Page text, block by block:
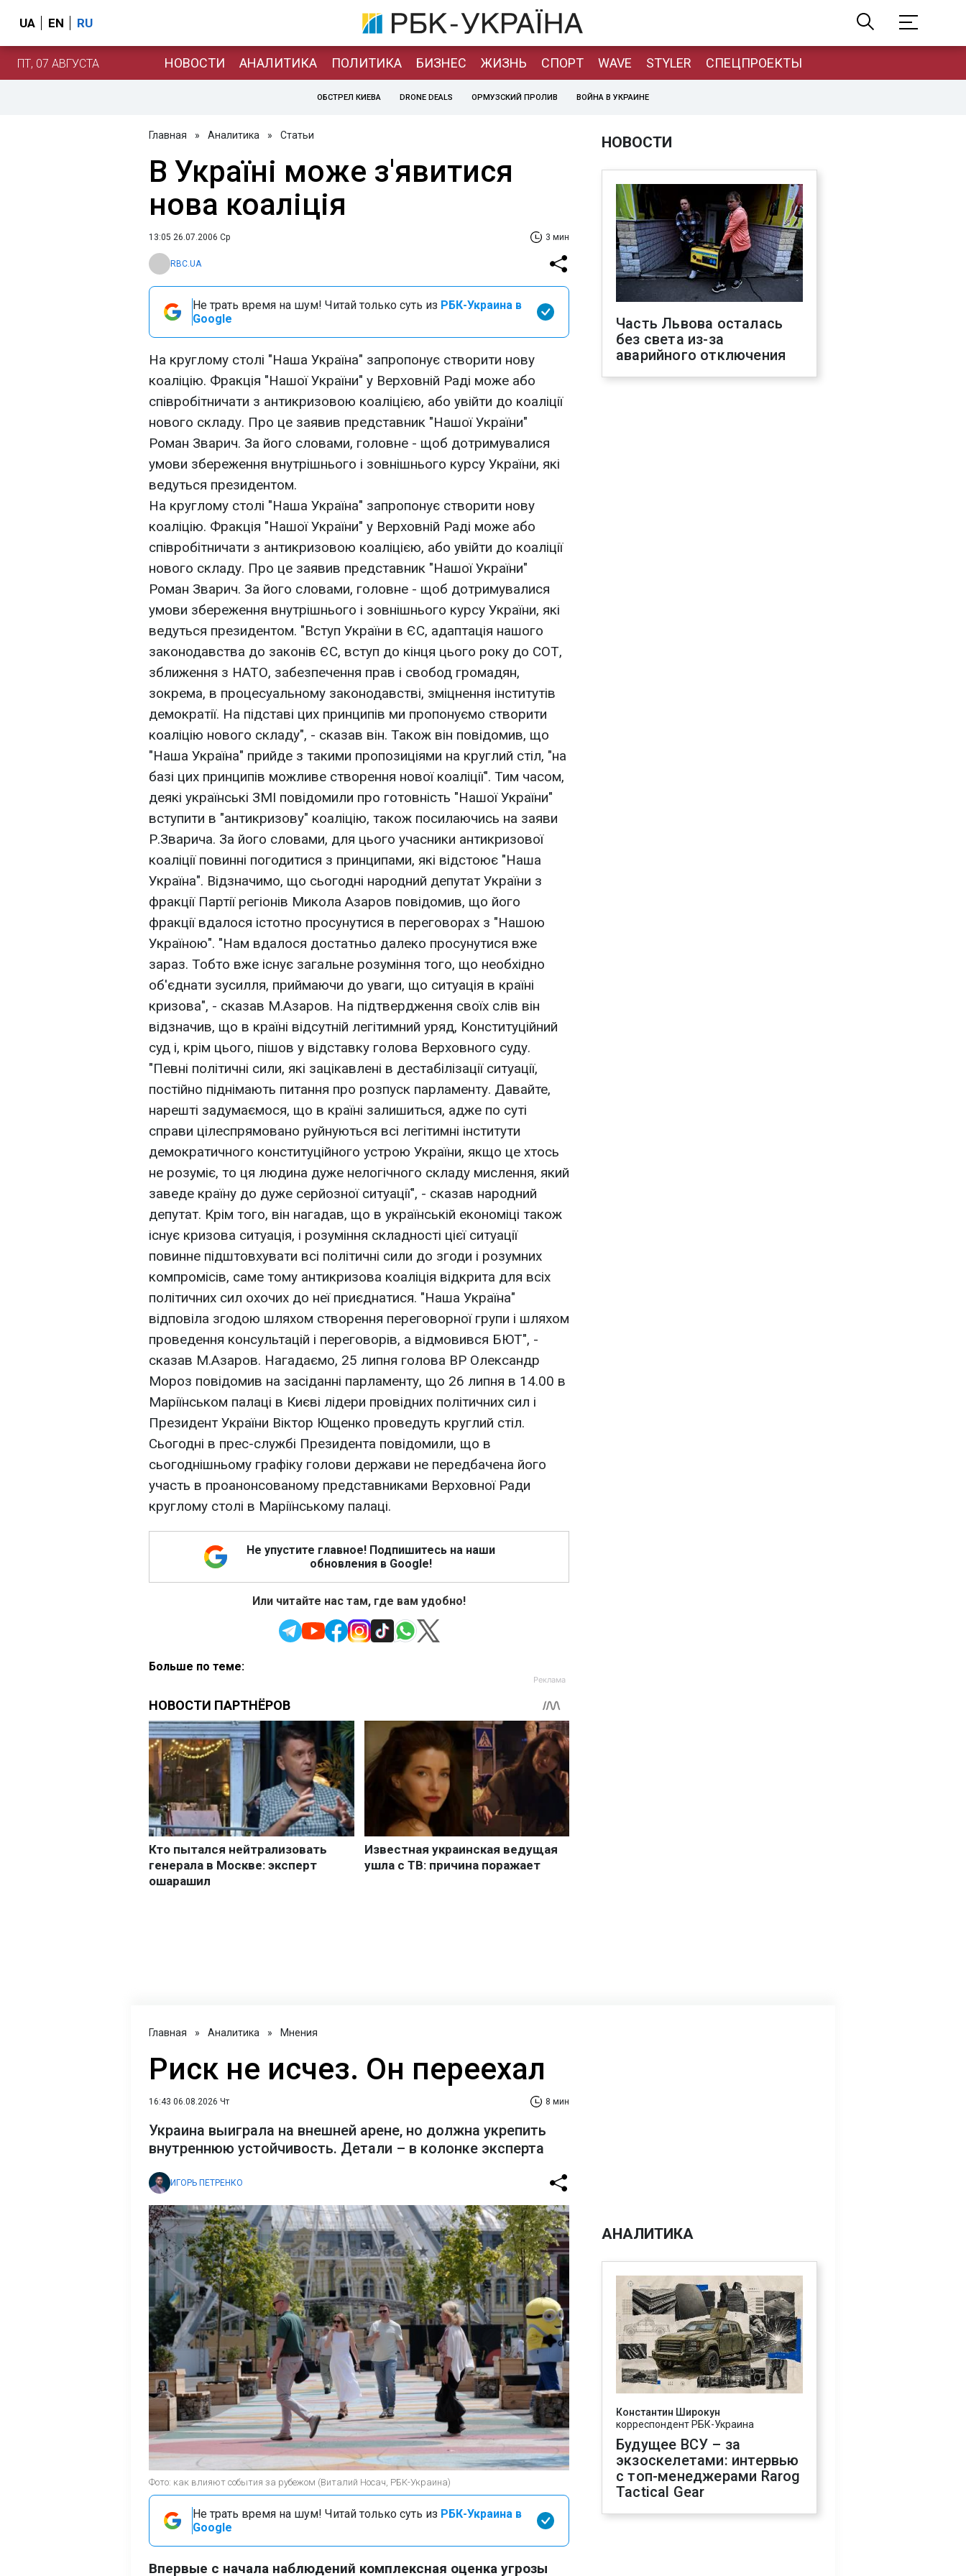
UA EN RU
ПТ, 07 АВГУСТА НОВОСТИ АНАЛИТИКА ПОЛИТИКА БИЗНЕС ЖИЗНЬ СПОРТ WAVE STYLER СПЕЦПРОЕКТЫ
ОБСТРЕЛ КИЕВА DRONE DEALS ОРМУЗСКИЙ ПРОЛИВ ВОЙНА В УКРАИНЕ
Главная » Аналитика » Статьи
В Україні може з'явитися
нова коаліція
13:05 26.07.2006 Ср 3 мин
RBC.UA
Не трать время на шум! Читай только суть из РБК-Украина в
Google
На круглому столі "Наша Україна" запропонує створити нову
коаліцію. Фракція "Нашої України" у Верховній Раді може або
співробітничати з антикризовою коаліцією, або увійти до коаліції
нового складу. Про це заявив представник "Нашої України"
Роман Зварич. За його словами, головне - щоб дотримувалися
умови збереження внутрішнього і зовнішнього курсу України, які
ведуться президентом.
На круглому столі "Наша Україна" запропонує створити нову
коаліцію. Фракція "Нашої України" у Верховній Раді може або
співробітничати з антикризовою коаліцією, або увійти до коаліції
нового складу. Про це заявив представник "Нашої України"
Роман Зварич. За його словами, головне - щоб дотримувалися
умови збереження внутрішнього і зовнішнього курсу України, які
ведуться президентом. "Вступ України в ЄС, адаптація нашого
законодавства до законів ЄС, вступ до кінця цього року до СОТ,
зближення з НАТО, забезпечення прав і свобод громадян,
зокрема, в процесуальному законодавстві, зміцнення інститутів
демократії. На підставі цих принципів ми пропонуємо створити
коаліцію нового складу", - сказав він. Також він повідомив, що
"Наша Україна" прийде з такими пропозиціями на круглий стіл, "на
базі цих принципів можливе створення нової коаліції". Тим часом,
деякі українські ЗМІ повідомили про готовність "Нашої України"
вступити в "антикризову" коаліцію, також посилаючись на заяви
Р.Зварича. За його словами, для цього учасники антикризової
коаліції повинні погодитися з принципами, які відстоює "Наша
Україна". Відзначимо, що сьогодні народний депутат України з
фракції Партії регіонів Микола Азаров повідомив, що його
фракції вдалося істотно просунутися в переговорах з "Нашою
Україною". "Нам вдалося достатньо далеко просунутися вже
зараз. Тобто вже існує загальне розуміння того, що необхідно
об'єднати зусилля, приймаючи до уваги, що ситуація в країні
кризова", - сказав М.Азаров. На підтвердження своїх слів він
відзначив, що в країні відсутній легітимний уряд, Конституційний
суд і, крім цього, пішов у відставку голова Верховного суду.
"Певні політичні сили, які зацікавлені в дестабілізації ситуації,
постійно піднімають питання про розпуск парламенту. Давайте,
нарешті задумаємося, що в країні залишиться, адже по суті
справи цілеспрямовано руйнуються всі легітимні інститути
демократичного конституційного устрою України, якщо це хтось
не розуміє, то ця людина дуже нелогічного складу мислення, який
заведе країну до дуже серйозної ситуації", - сказав народний
депутат. Крім того, він нагадав, що в українській економіці також
існує кризова ситуація, і розуміння складності цієї ситуації
повинне підштовхувати всі політичні сили до згоди і розумних
компромісів, саме тому антикризова коаліція відкрита для всіх
політичних сил охочих до неї приєднатися. "Наша Україна"
відповіла згодою шляхом створення переговорної групи і шляхом
проведення консультацій і переговорів, а відмовився БЮТ", -
сказав М.Азаров. Нагадаємо, 25 липня голова ВР Олександр
Мороз повідомив на засіданні парламенту, що 26 липня в 14.00 в
Маріїнськом палаці в Києві лідери провідних політичних сил і
Президент України Віктор Ющенко проведуть круглий стіл.
Сьогодні в прес-службі Президента повідомили, що в
сьогоднішньому графіку голови держави не передбачена його
участь в проанонсованому представниками Верховної Ради
круглому столі в Маріїнському палаці.
Не упустите главное! Подпишитесь на наши
обновления в Google!
Или читайте нас там, где вам удобно!
Больше по теме:
НОВОСТИ
Часть Львова осталась
без света из-за
аварийного отключения
Главная » Аналитика » Мнения
Риск не исчез. Он переехал
16:43 06.08.2026 Чт 8 мин
Украина выиграла на внешней арене, но должна укрепить
внутреннюю устойчивость. Детали – в колонке эксперта
ИГОРЬ ПЕТРЕНКО
Фото: как влияют события за рубежом (Виталий Носач, РБК-Украина)
Не трать время на шум! Читай только суть из РБК-Украина в
Google
Впервые с начала наблюдений комплексная оценка угрозы
АНАЛИТИКА
Константин Широкун
корреспондент РБК-Украина
Будущее ВСУ – за
экзоскелетами: интервью
с топ-менеджерами Rarog
Tactical Gear